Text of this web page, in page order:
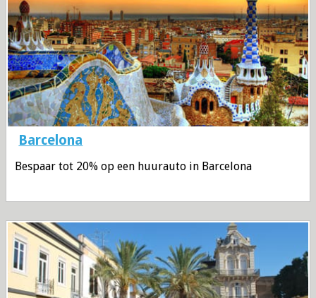
Barcelona
Bespaar tot 20% op een huurauto in Barcelona